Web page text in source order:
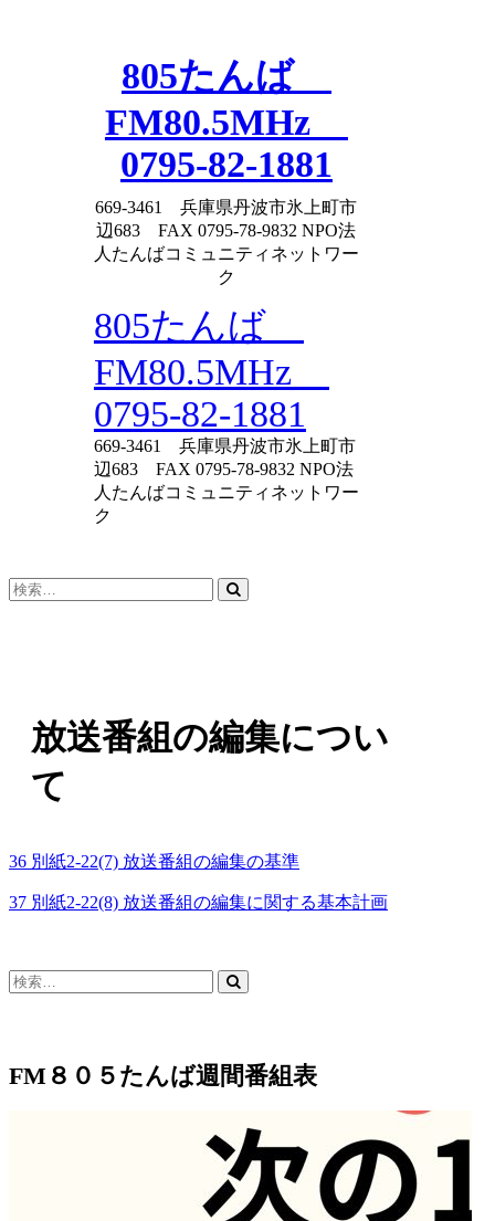
805たんば
FM80.5MHz
0795-82-1881
669-3461 兵庫県丹波市氷上町市
辺683 FAX 0795-78-9832 NPO法
人たんばコミュニティネットワー
ク
805たんば
FM80.5MHz
0795-82-1881
669-3461 兵庫県丹波市氷上町市
辺683 FAX 0795-78-9832 NPO法
人たんばコミュニティネットワー
ク
検
放送番組の編集につい
て
36 別紙2-22(7) 放送番組の編集の基準
37 別紙2-22(8) 放送番組の編集に関する基本計画
検
FM８０５たんば週間番組表